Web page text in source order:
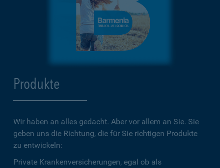
Produkte
Wir haben an alles gedacht. Aber vor allem an Sie. Sie
geben uns die Richtung, die für Sie richtigen Produkte
zu entwickeln:
Private Krankenversicherungen, egal ob als